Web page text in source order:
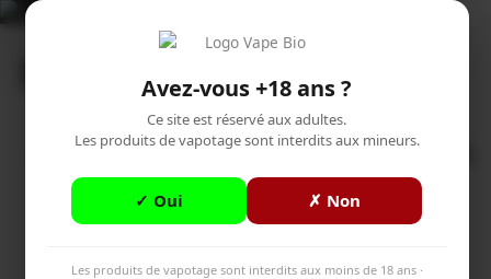
Avez-vous +18 ans ?
Ce site est réservé aux adultes.
Les produits de vapotage sont interdits aux mineurs.
✓ Oui ✗ Non
Les produits de vapotage sont interdits aux moins de 18 ans ·
Accueil
Aller